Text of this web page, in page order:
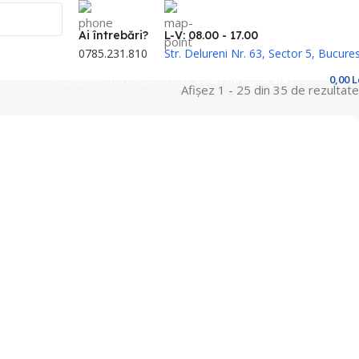
Ai întrebări?
0785.231.810
L-V: 08.00 - 17.00
Str. Delureni Nr. 63, Sector 5,
0,00
Afișez 1 - 25 din 35 de rezultate